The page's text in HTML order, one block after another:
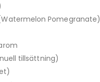
Pomegranate)
tillsättning)